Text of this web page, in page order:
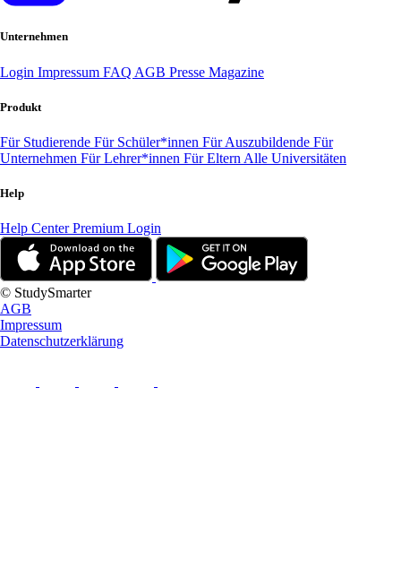
Unternehmen
Login Impressum FAQ AGB Presse Magazine
Produkt
Für Studierende Für Schüler*innen Für Auszubildende Für
Unternehmen Für Lehrer*innen Für Eltern Alle Universitäten
Help
Help CenterPremium Login
© StudySmarter
AGB
Impressum
Datenschutzerklärung